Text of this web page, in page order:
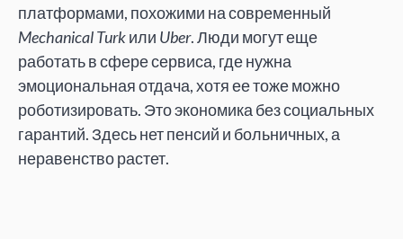
платформами, похожими на современный
Mechanical Turkили Uber. Люди могут еще
работать в сфере сервиса, где нужна
эмоциональная отдача, хотя ее тоже можно
роботизировать. Это экономика без социальных
гарантий. Здесь нет пенсий и больничных, а
неравенство растет.